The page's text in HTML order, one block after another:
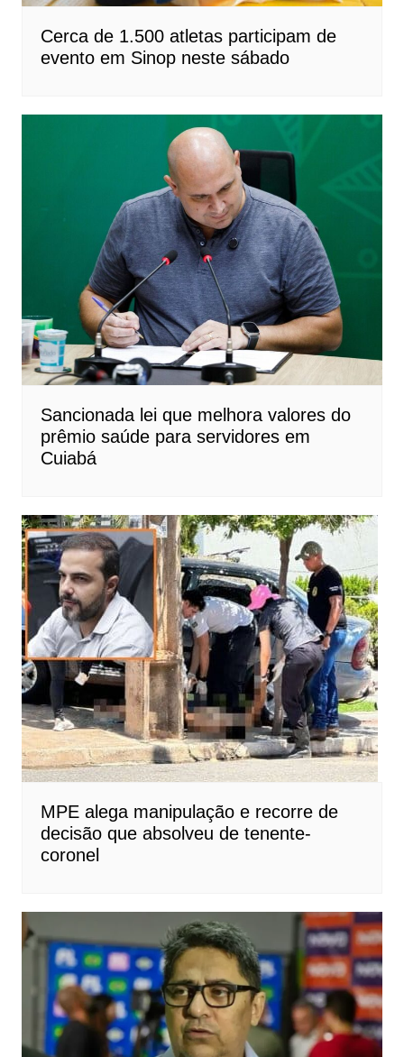
Cerca de 1.500 atletas participam de
evento em Sinop neste sábado
Sancionada lei que melhora valores do
prêmio saúde para servidores em
Cuiabá
MPE alega manipulação e recorre de
decisão que absolveu de tenente-
coronel